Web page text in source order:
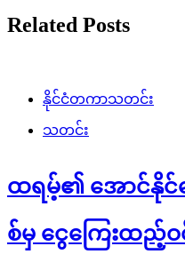
Related Posts
နိုင်ငံတကာသတင်း
သတင်း
ထရမ့်၏ အောင်နို
စ်မှ ငွေကြေးထည့်ဝ